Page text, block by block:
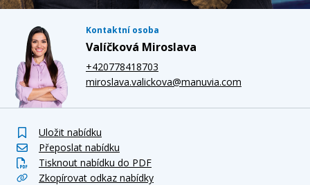
Kontaktní osoba
Valíčková Miroslava
+420778418703
miroslava.valickova@manuvia.com
Uložit nabídku
Přeposlat nabídku
Tisknout nabídku do PDF
Zkopírovat odkaz nabídky